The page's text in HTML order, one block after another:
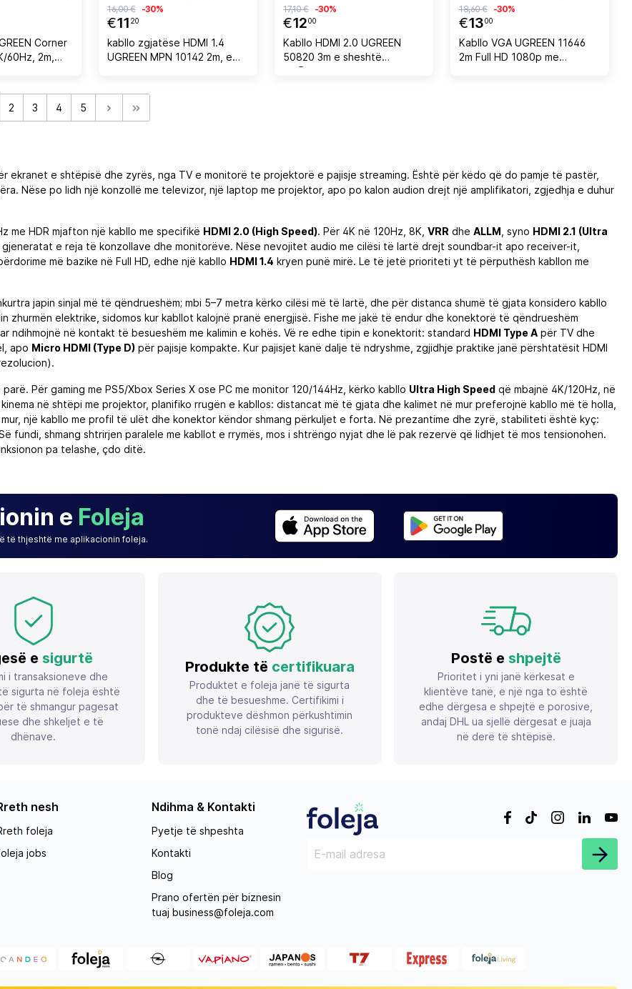
Corner
60Hz, 2m,
€11 20
16,00 € -30%
kabllo zgjatëse HDMI 1.4
UGREEN MPN 10142 2m, e
€1200
17,10 € -30%
Kabllo HDMI 2.0 UGREEN
50820 3m e sheshtë
4K@60Hz e zezë, në kuti
€1300
18,60 € -30%
Kabllo VGA UGREEN 11646
2m Full HD 1080p me
2 3 4 5
ekranet e shtëpisë dhe zyrës, nga TV e monitorë te projektorë e pajisje streaming. Është për këdo që do pamje të pastër,
Nëse po lidh një konzollë me televizor, një laptop me projektor, apo po kalon audion drejt një amplifikatori, zgjedhja e duhur
me HDR mjafton një kabllo me specifikë HDMI 2.0 (High Speed). Për 4K në 120Hz, 8K, VRR dhe ALLM , syno HDMI 2.1 (Ultra
e reja të konzollave dhe monitorëve. Nëse nevojitet audio me cilësi të lartë drejt soundbar-it apo receiver-it,
më bazike në Full HD, edhe një kabllo HDMI 1.4 kryen punë mirë. Le të jetë prioriteti yt të përputhësh kabllon me
japin sinjal më të qëndrueshëm; mbi 5–7 metra kërko cilësi më të lartë, dhe për distanca shumë të gjata konsidero kabllo
zhurmën elektrike, sidomos kur kabllot kalojnë pranë energjisë. Fishe me jakë të endur dhe konektorë të qëndrueshëm
ndihmojnë në kontakt të besueshëm me kalimin e kohës. Vë re edhe tipin e konektorit: standard HDMI Type A për TV dhe
apo Micro HDMI (Type D) për pajisje kompakte. Kur pajisjet kanë dalje të ndryshme, zgjidhje praktike janë përshtatësit HDMI
Për gaming me PS5/Xbox Series X ose PC me monitor 120/144Hz, kërko kabllo Ultra High Speed që mbajnë 4K/120Hz, në
në shtëpi me projektor, planifiko rrugën e kabllos: distancat më të gjata dhe kalimet në mur preferojnë kabllo më të holla,
një kabllo me profil të ulët dhe konektor këndor shmang përkuljet e forta. Në prezantime dhe zyrë, stabiliteti është kyç:
fundi, shmang shtrirjen paralele me kabllot e rrymës, mos i shtrëngo nyjat dhe lë pak rezervë që lidhjet të mos tensionohen.
pa telashe, çdo ditë.
e Foleja
të thjeshtë me aplikacionin foleja.
e sigurtë
i transaksioneve dhe
sigurta në foleja është
të shmangur pagesat
dhe shkeljet e të
dhënave.
Produkte të certifikuara
Produktet e foleja janë të sigurta
dhe të besueshme. Certifikimi i
produkteve dëshmon përkushtimin
tonë ndaj cilësisë dhe sigurisë.
Postë e shpejtë
Prioritet i yni janë kërkesat e
klientëve tanë, e një nga to është
edhe dërgesa e shpejtë e porosive,
andaj DHL ua sjellë dërgesat e juaja
në derë të shtëpisë.
nesh
foleja
jobs
Ndihma & Kontakti
Pyetje të shpeshta
Kontakti
Blog
Prano ofertën për biznesin
tuaj business@foleja.com